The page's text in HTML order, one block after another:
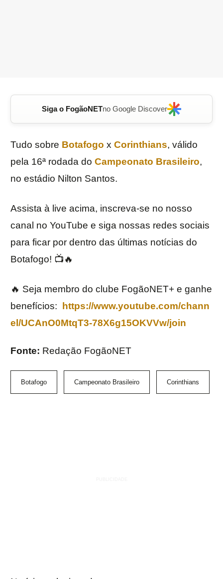
Siga o FogãoNETno Google Discover
Tudo sobre Botafogo x Corinthians, válido
pela 16ª rodada do Campeonato Brasileiro,
no estádio Nilton Santos.
Assista à live acima, inscreva-se no nosso
canal no YouTube e siga nossas redes sociais
para ficar por dentro das últimas notícias do
Botafogo! 📺🔥
🔥 Seja membro do clube FogãoNET+ e ganhe
benefícios:
https://www.youtube.com/chann
el/UCAnO0MtqT3-78X6g15OKVVw/join
Fonte: Redação FogãoNET
Botafogo Campeonato Brasileiro Corinthians